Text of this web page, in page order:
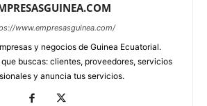
www.empresasguinea.com/
y negocios de Guinea Ecuatorial.
buscas: clientes, proveedores, servicios
y anuncia tus servicios.